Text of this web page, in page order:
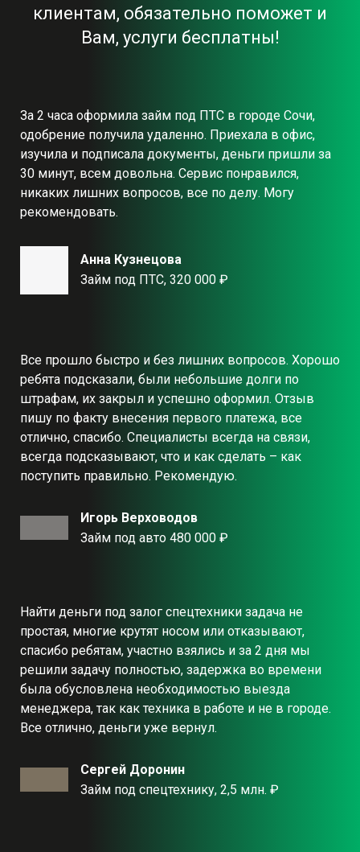
клиентам, обязательно поможет и
Вам, услуги бесплатны!
За 2 часа оформила займ под ПТС в городе Сочи,
одобрение получила удаленно. Приехала в офис,
изучила и подписала документы, деньги пришли за
30 минут, всем довольна. Сервис понравился,
никаких лишних вопросов, все по делу. Могу
рекомендовать.
Анна Кузнецова
Займ под ПТС, 320 000 ₽
Все прошло быстро и без лишних вопросов. Хорошо
ребята подсказали, были небольшие долги по
штрафам, их закрыл и успешно оформил. Отзыв
пишу по факту внесения первого платежа, все
отлично, спасибо. Специалисты всегда на связи,
всегда подсказывают, что и как сделать – как
поступить правильно. Рекомендую.
Игорь Верховодов
Займ под авто 480 000 ₽
Найти деньги под залог спецтехники задача не
простая, многие крутят носом или отказывают,
спасибо ребятам, участно взялись и за 2 дня мы
решили задачу полностью, задержка во времени
была обусловлена необходимостью выезда
менеджера, так как техника в работе и не в городе.
Все отлично, деньги уже вернул.
Сергей Доронин
Займ под спецтехнику, 2,5 млн. ₽